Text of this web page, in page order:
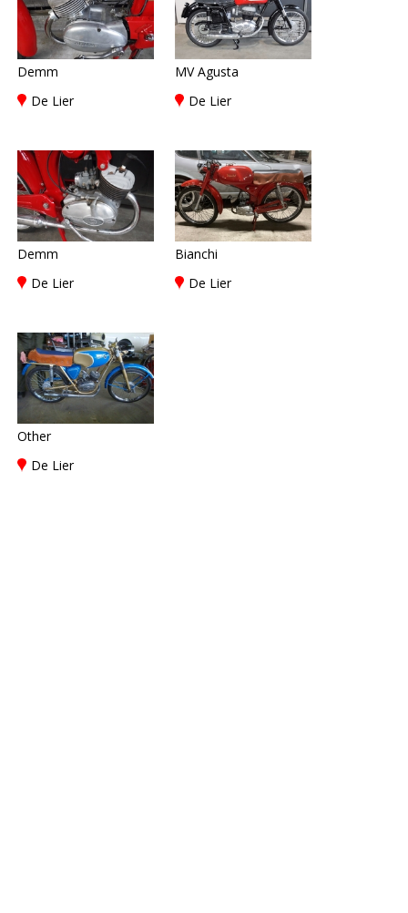
Demm
De Lier
MV Agusta
De Lier
Demm
De Lier
Bianchi
De Lier
Other
De Lier